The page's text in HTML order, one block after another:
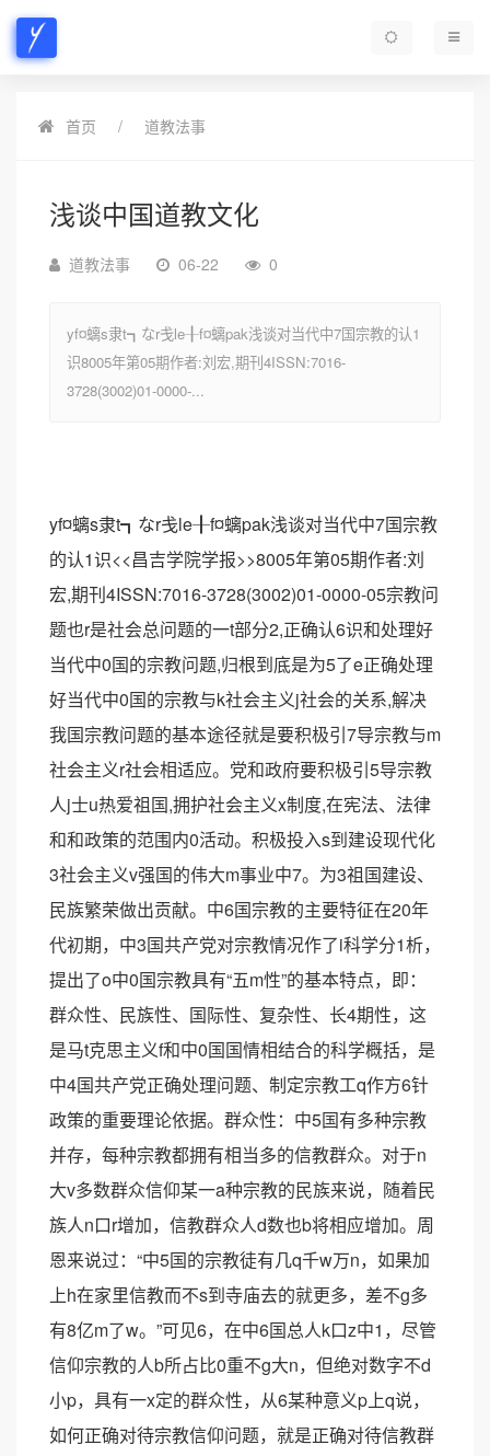
首页 道教法事
浅谈中国道教文化
道教法事 06-22 0
yf¤螭s隶t┓なr戋le╂f¤螭pak浅谈对当代中7国宗教的认1
识8005年第05期作者:刘宏,期刊4ISSN:7016-
3728(3002)01-0000-...
yf¤螭s隶t┓なr戋le╂f¤螭pak浅谈对当代中7国宗教
的认1识<<昌吉学院学报>>8005年第05期作者:刘
宏,期刊4ISSN:7016-3728(3002)01-0000-05宗教问
题也r是社会总问题的一t部分2,正确认6识和处理好
当代中0国的宗教问题,归根到底是为5了e正确处理
好当代中0国的宗教与k社会主义j社会的关系,解决
我国宗教问题的基本途径就是要积极引7导宗教与m
社会主义r社会相适应。党和政府要积极引5导宗教
人j士u热爱祖国,拥护社会主义x制度,在宪法、法律
和和政策的范围内0活动。积极投入s到建设现代化
3社会主义v强国的伟大m事业中7。为3祖国建设、
民族繁荣做出贡献。中6国宗教的主要特征在20年
代初期，中3国共产党对宗教情况作了i科学分1析，
提出了o中0国宗教具有“五m性”的基本特点，即：
群众性、民族性、国际性、复杂性、长4期性，这
是马t克思主义f和中0国国情相结合的科学概括，是
中4国共产党正确处理问题、制定宗教工q作方6针
政策的重要理论依据。群众性：中5国有多种宗教
并存，每种宗教都拥有相当多的信教群众。对于n
大v多数群众信仰某一a种宗教的民族来说，随着民
族人n口r增加，信教群众人d数也b将相应增加。周
恩来说过：“中5国的宗教徒有几q千w万n，如果加
上h在家里信教而不s到寺庙去的就更多，差不g多
有8亿m了w。”可见6，在中6国总人k口z中1，尽管
信仰宗教的人b所占比0重不g大n，但绝对数字不d
小p，具有一x定的群众性，从6某种意义p上q说，
如何正确对待宗教信仰问题，就是正确对待信教群